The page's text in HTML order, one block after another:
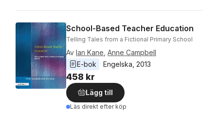
School-Based Teacher Education
Telling Tales from a Fictional Primary School
Av Ian Kane, Anne Campbell
E-bok
Engelska, 2013
458 kr
Lägg till
Läs direkt efter köp